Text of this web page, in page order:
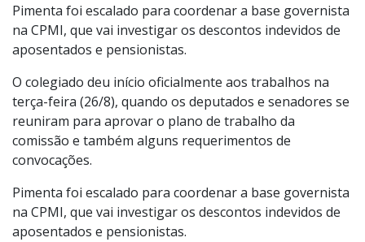
Pimenta foi escalado para coordenar a base governista
na CPMI, que vai investigar os descontos indevidos de
aposentados e pensionistas.
O colegiado deu início oficialmente aos trabalhos na
terça-feira (26/8), quando os deputados e senadores se
reuniram para aprovar o plano de trabalho da
comissão e também alguns requerimentos de
convocações.
Pimenta foi escalado para coordenar a base governista
na CPMI, que vai investigar os descontos indevidos de
aposentados e pensionistas.